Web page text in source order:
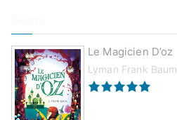
Le Magicien D’oz
Lyman Frank Baum